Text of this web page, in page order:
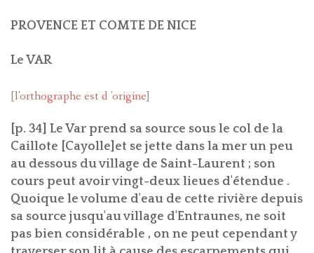
PROVENCE ET COMTE DE NICE
Le VAR
[l'orthographe est d 'origine]
[p. 34] Le Var prend sa source sous le col de la
Caillote [Cayolle]et se jette dans la mer un peu
au dessous du village de Saint-Laurent ; son
cours peut avoir vingt-deux lieues d'étendue .
Quoique le volume d'eau de cette rivière depuis
sa source jusqu'au village d'Entraunes, ne soit
pas bien considérable , on ne peut cependant y